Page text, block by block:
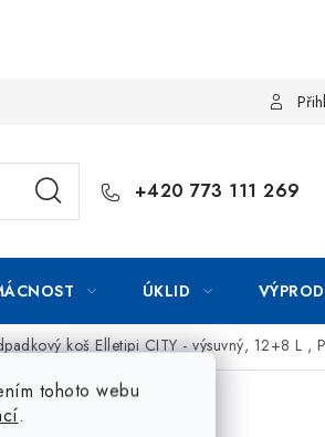
tohoto webu
.
+420 773 111 269
ÚKLID
koš Elletipi CITY - výsuvný, 12+8 L ,